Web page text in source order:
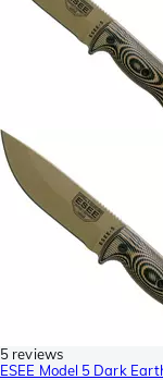
5 reviews
ESEE Model 5 Dark